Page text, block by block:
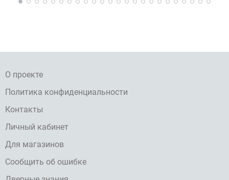
О проекте
Политика конфиденциальности
Контакты
Личный кабинет
Для магазинов
Сообщить об ошибке